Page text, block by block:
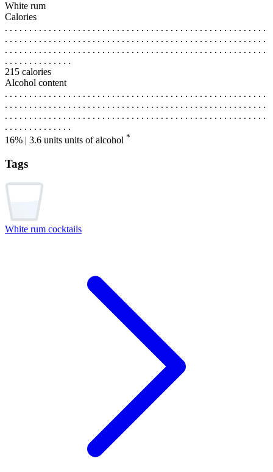
White rum
Calories
. . . . . . . . . . . . . . . . . . . . . . . . . . . . . . . . . . . . . . . . . . . . . . . . . . . . . .
. . . . . . . . . . . . . . . . . . . . . . . . . . . . . . . . . . . . . . . . . . . . . . . . . . . . . .
. . . . . . . . . . . . . . . . . . . . . . . . . . . . . . . . . . . . . . . . . . . . . . . . . . . . . .
. . . . . . . . . . . . . .
215 calories
Alcohol content
. . . . . . . . . . . . . . . . . . . . . . . . . . . . . . . . . . . . . . . . . . . . . . . . . . . . . .
. . . . . . . . . . . . . . . . . . . . . . . . . . . . . . . . . . . . . . . . . . . . . . . . . . . . . .
. . . . . . . . . . . . . . . . . . . . . . . . . . . . . . . . . . . . . . . . . . . . . . . . . . . . . .
. . . . . . . . . . . . . .
16% | 3.6 units units of alcohol *
Tags
White rum cocktails